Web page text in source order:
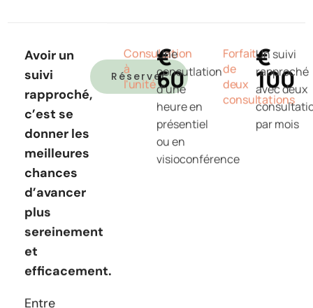
Avoir un
suivi
rapproché,
c’est se
donner les
meilleures
chances
d’avancer
plus
sereinement
et
efficacement.
Entre
Réserver
Consultation
à
l'unité
€
60
Une
consutlation
d’une
heure en
présentiel
ou en
visioconférence
Forfait
de
deux
consultations
€
100
Un suivi
rapproché
avec deux
par mois